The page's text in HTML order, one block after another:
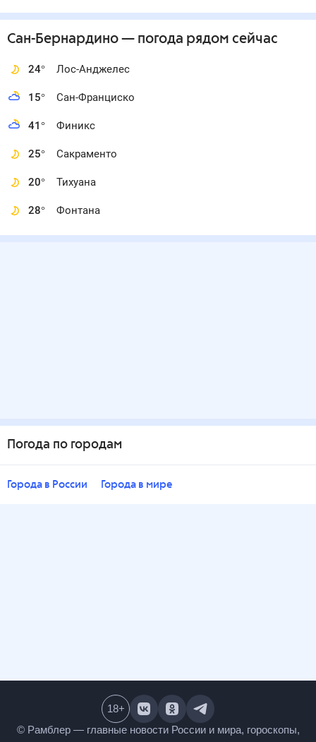
Сан-Бернардино— погода рядом сейчас
24° Лос-Анджелес
15° Сан-Франциско
41° Финикс
25° Сакраменто
20° Тихуана
28° Фонтана
Погода по городам
Города в России Города в мире
© Рамблер — главные новости России и мира,
18+